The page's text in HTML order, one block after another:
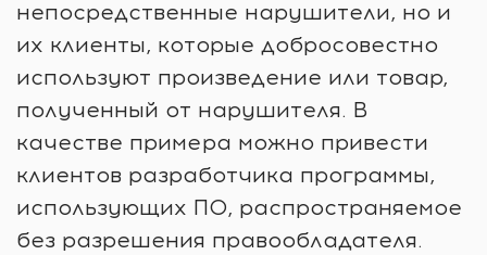
непосредственные нарушители, но и
их клиенты, которые добросовестно
используют произведение или товар,
полученный от нарушителя. В
качестве примера можно привести
клиентов разработчика программы,
использующих ПО, распространяемое
без разрешения правообладателя.